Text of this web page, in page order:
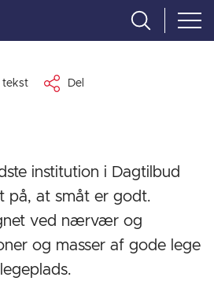
tekst Del
institution i Dagtilbud
på, at småt er godt.
ved nærvær og
og masser af gode lege